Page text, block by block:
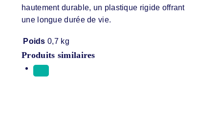
hautement durable, un plastique rigide offrant
une longue durée de vie.
Poids 0,7 kg
Produits similaires